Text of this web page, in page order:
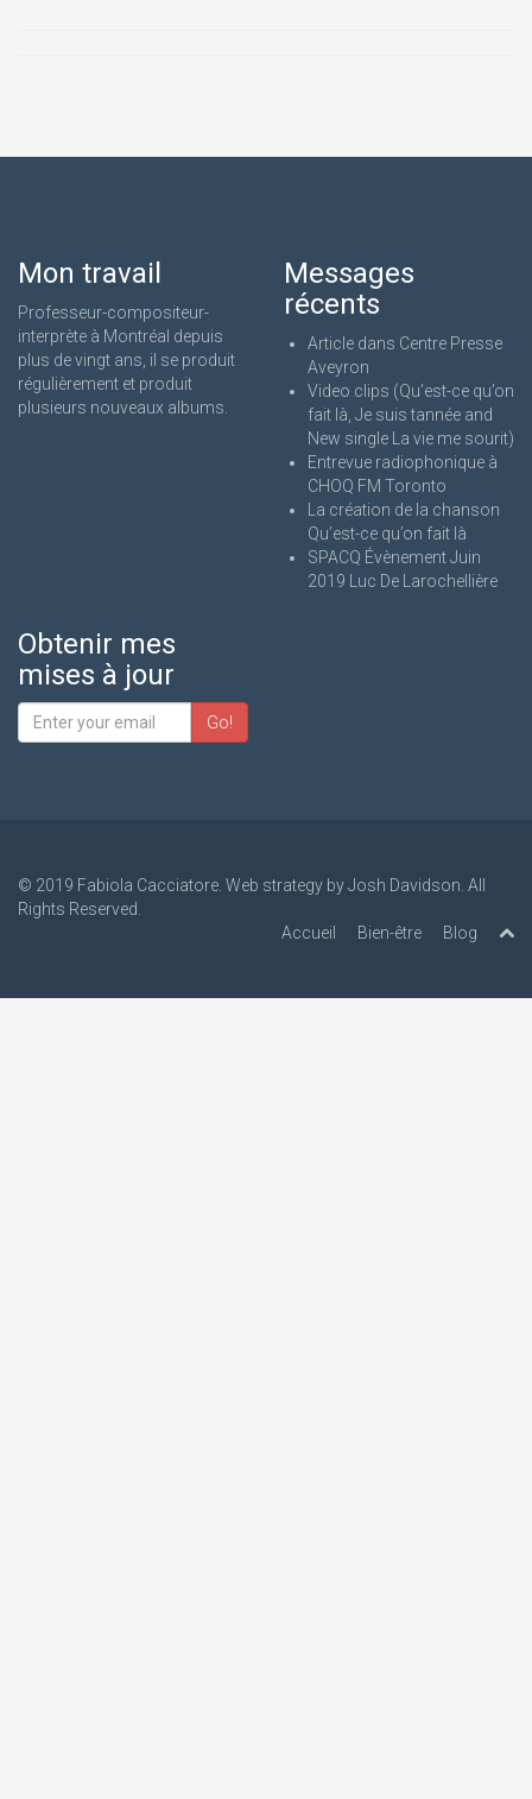
Mon travail
Professeur-compositeur-
interprète à Montréal depuis
plus de vingt ans, il se produit
régulièrement et produit
plusieurs nouveaux albums.
Messages
récents
Article dans Centre Presse
Aveyron
Video clips (Qu’est-ce qu’on
fait là, Je suis tannée and
New single La vie me sourit)
Entrevue radiophonique à
CHOQ FM Toronto
La création de la chanson
Qu’est-ce qu’on fait là
SPACQ Évènement Juin
2019 Luc De Larochellière
Obtenir mes
mises à jour
Go!
© 2019 Fabiola Cacciatore. Web strategy byJosh Davidson. All
Rights Reserved.
Accueil
Bien-être Blog